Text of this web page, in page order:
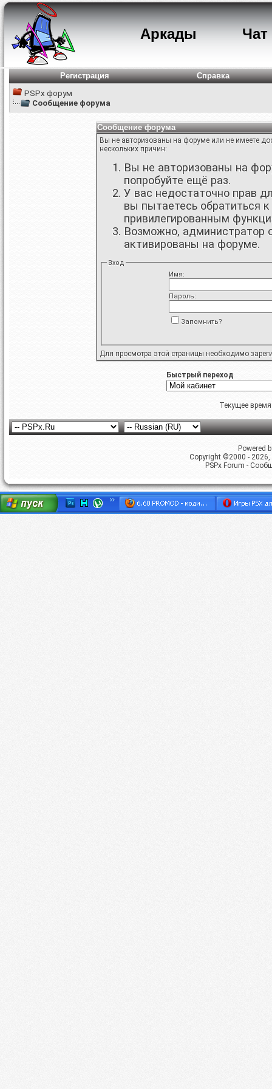
Аркады Чат
Регистрация
Справка
PSPx форум
Сообщение форума
Сообщение форума
Вы не авторизованы на форуме или не имеете
нескольких причин:
Вы не авторизованы на
попробуйте ещё раз.
У вас недостаточно прав
вы пытаетесь обратиться
привилегированным
Возможно, администратор
активированы на форуме.
Вход
Имя:
Пароль:
Запомнить?
Для просмотра этой страницы необходимо
Быстрый переход
Текущее
Powered
Copyright ©2000 -
PSPx Forum -